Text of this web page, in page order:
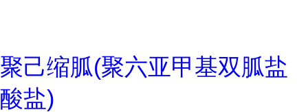
聚己缩胍(聚六亚甲基双胍盐
酸盐)